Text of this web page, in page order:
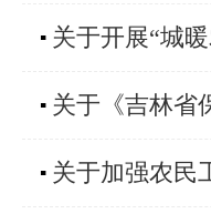
▪ 关于开展“城
▪ 关于《吉林省
▪ 关于加强农民